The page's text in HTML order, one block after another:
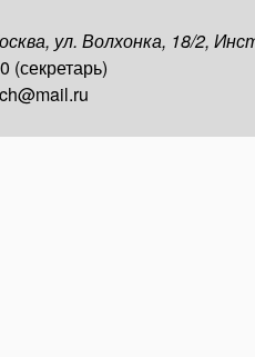
ул. Волхонка, 18/2,
(секретарь)